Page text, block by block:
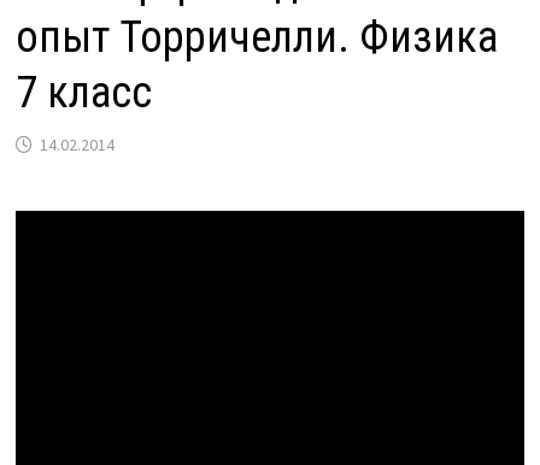
опыт Торричелли. Физика
7 класс
14.02.2014